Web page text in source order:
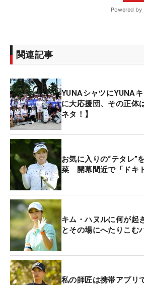
関連記事
YUNAシャツにYUNA
に大応援団、その正体
ネタ！】
お気に入りの“テタレ”
菜 開幕間近で「ドキ
キム・ハヌルに何が起
とその場にへたりこむ
私の師匠は携帯アプ